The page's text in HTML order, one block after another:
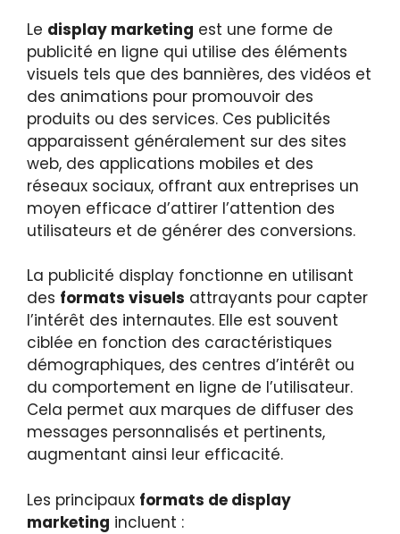
Le display marketing est une forme de
publicité en ligne qui utilise des éléments
visuels tels que des bannières, des vidéos et
des animations pour promouvoir des
produits ou des services. Ces publicités
apparaissent généralement sur des sites
web, des applications mobiles et des
réseaux sociaux, offrant aux entreprises un
moyen efficace d’attirer l’attention des
utilisateurs et de générer des conversions.
La publicité display fonctionne en utilisant
des formats visuels attrayants pour capter
l’intérêt des internautes. Elle est souvent
ciblée en fonction des caractéristiques
démographiques, des centres d’intérêt ou
du comportement en ligne de l’utilisateur.
Cela permet aux marques de diffuser des
messages personnalisés et pertinents,
augmentant ainsi leur efficacité.
Les principaux formats de display
marketing incluent :